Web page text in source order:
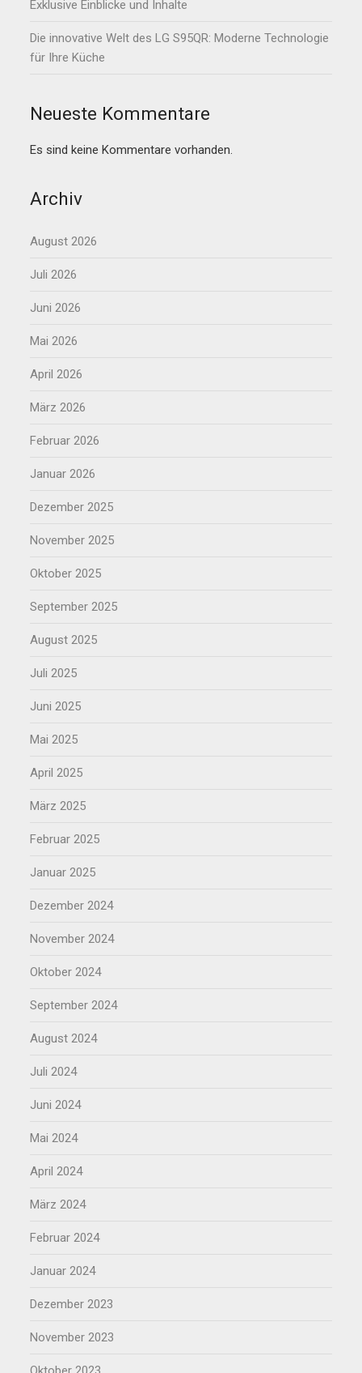
Exklusive Einblicke und Inhalte
Die innovative Welt des LG S95QR: Moderne Technologie
für Ihre Küche
Neueste Kommentare
Es sind keine Kommentare vorhanden.
Archiv
August 2026
Juli 2026
Juni 2026
Mai 2026
April 2026
März 2026
Februar 2026
Januar 2026
Dezember 2025
November 2025
Oktober 2025
September 2025
August 2025
Juli 2025
Juni 2025
Mai 2025
April 2025
März 2025
Februar 2025
Januar 2025
Dezember 2024
November 2024
Oktober 2024
September 2024
August 2024
Juli 2024
Juni 2024
Mai 2024
April 2024
März 2024
Februar 2024
Januar 2024
Dezember 2023
November 2023